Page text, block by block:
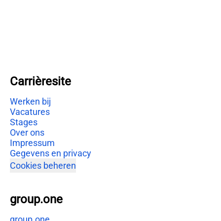
Carrièresite
Werken bij
Vacatures
Stages
Over ons
Impressum
Gegevens en privacy
Cookies beheren
group.one